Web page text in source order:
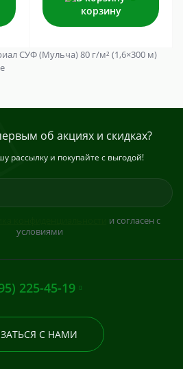
корзину
СУФ (Мульча) 80 г/м² (1,6×300 м)
об акциях и скидках?
рассылку и покупайте с выгодой!
и согласен с
условиями
225-45-19
С НАМИ